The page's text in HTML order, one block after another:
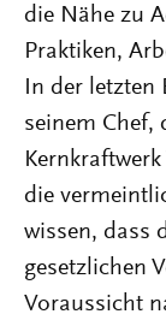
die Nähe zu
Praktiken,
In der
seinem Chef,
die
wissen, dass
gesetzlichen
Voraussicht